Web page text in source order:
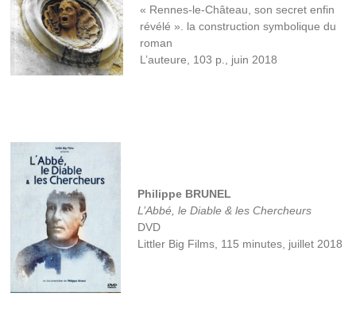
« Rennes-le-Château, son secret enfin
révélé ». la construction symbolique du
roman
L’auteure, 103 p., juin 2018
Philippe BRUNEL
L’Abbé, le Diable & les Chercheurs
DVD
Littler Big Films, 115 minutes, juillet 2018